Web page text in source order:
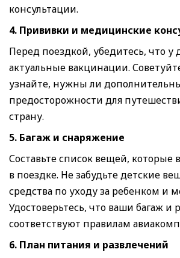
консультации.
4. Прививки и медицинские
Перед поездкой, убедитесь, что у
актуальные вакцинации.
узнайте, нужны ли
предосторожности для
страну.
5. Багаж и снаряжение
Составьте список вещей, которые
в поездке. Не забудьте детские
средства по уходу за ребенком и
Удостоверьтесь, что ваши багаж и
соответствуют правилам
6. План питания и развлечений